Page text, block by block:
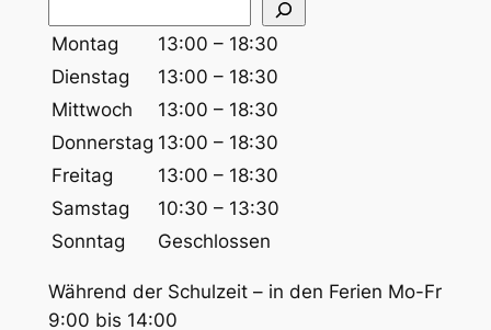
u
c
e
n
Montag
13:00 – 18:30
Dienstag
13:00 – 18:30
Mittwoch
13:00 – 18:30
Donnerstag 13:00 – 18:30
Freitag
13:00 – 18:30
Samstag
10:30 – 13:30
Sonntag
Geschlossen
Während der Schulzeit – in den Ferien Mo-Fr
9:00 bis 14:00